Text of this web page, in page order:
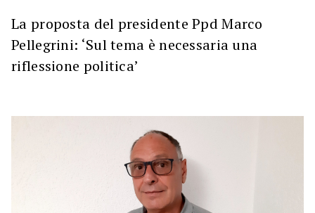
La proposta del presidente Ppd Marco
Pellegrini: ‘Sul tema è necessaria una
riflessione politica’